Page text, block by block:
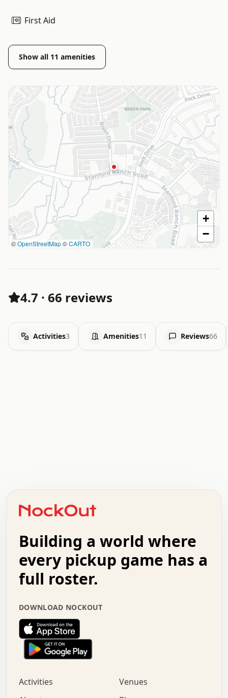
First Aid
Show all 11 amenities
©OpenStreetMap©CARTO
+
−
4.7 · 66 reviews
Activities3 Amenities11 Reviews66
+   .   .   .   .   .   .   .   .   .   +   .   .
.   .   .   .   .   .   .   .   .   .   .   :   .
.   .   .   .   +   .   .   .   .   .   .   .   +
.   :   .   .   .   .   .   .   .   .   o   .   .
.   .   x   .   .   .   .   .   .   :   .   .   o
.   .   .   .   :   .   .   .   .   o   .   .   .
.   .   .   .   .   .   .   :   .   .   .   .   .
.   .   .   .   .   .   .   +   .   .   x   .   .
.   .   .   .   .   :   +   .   .   .   .   .   o
.   .   .   .   .   .   .   .   .   .   .   .   .
.   .   :   o   .   .   .   .   .   .   .   +   .
.   o   .   .   .   .   x   .   .   .   .   .   .
+   .   o   .   .   .   .   o   .   .   .   .
Building a world where
every pickup game has a
full roster.
DOWNLOAD NOCKOUT
Activities
Venues